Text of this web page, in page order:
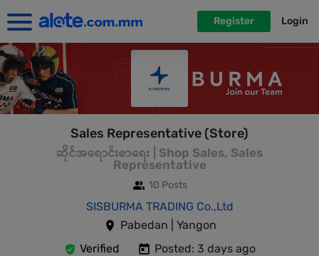
Register Login
Sales Representative (Store)
ဆိုင်အရောင်းစာရေး | Shop Sales, Sales
Representative
10 Posts
SISBURMA TRADING Co.,Ltd
Pabedan | Yangon
Verified
Posted: 3 days ago